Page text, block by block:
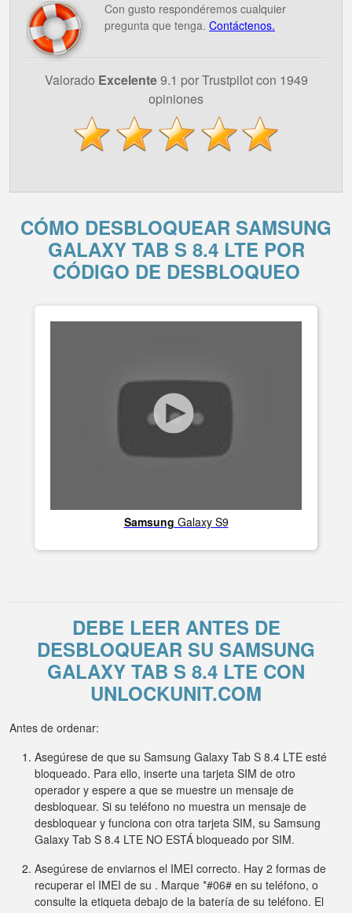
Con gusto respondéremos cualquier
pregunta que tenga. Contáctenos.
Valorado Excelente9.1 por Trustpilot con 1949
opiniones
CÓMO DESBLOQUEAR SAMSUNG
GALAXY TAB S 8.4 LTE POR
CÓDIGO DE DESBLOQUEO
Samsung Galaxy S9
DEBE LEER ANTES DE
DESBLOQUEAR SU SAMSUNG
GALAXY TAB S 8.4 LTE CON
UNLOCKUNIT.COM
Antes de ordenar:
Asegúrese de que su Samsung Galaxy Tab S 8.4 LTE esté
bloqueado. Para ello, inserte una tarjeta SIM de otro
operador y espere a que se muestre un mensaje de
desbloquear. Si su teléfono no muestra un mensaje de
desbloquear y funciona con otra tarjeta SIM, su Samsung
Galaxy Tab S 8.4 LTE NO ESTÁ bloqueado por SIM.
Asegúrese de enviarnos el IMEI correcto. Hay 2 formas de
recuperar el IMEI de su . Marque *#06# en su teléfono, o
consulte la etiqueta debajo de la batería de su teléfono. El